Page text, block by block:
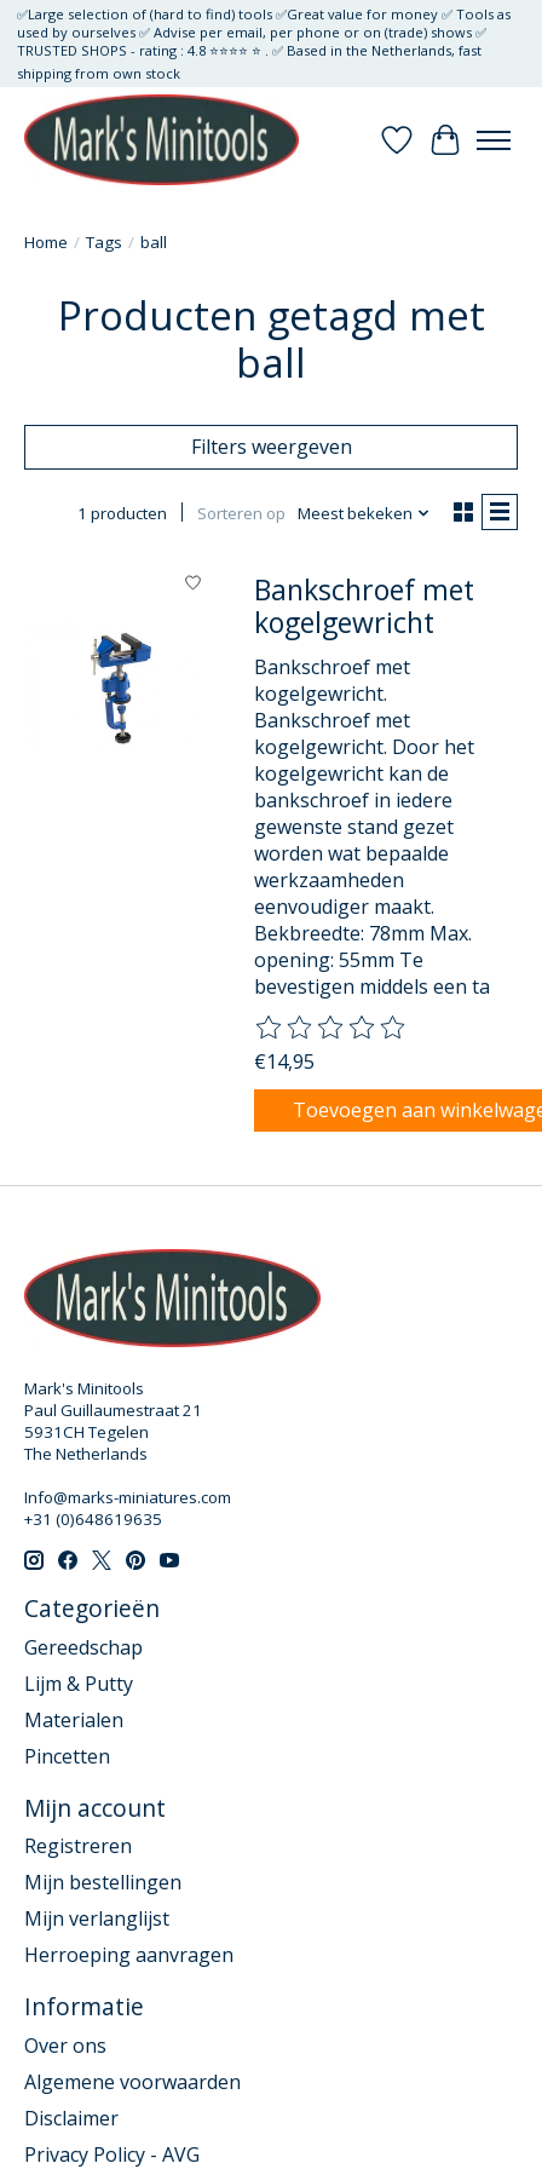
✅Large selection of (hard to find) tools ✅Great value for money ✅ Tools as
used by ourselves ✅ Advise per email, per phone or on (trade) shows ✅
TRUSTED SHOPS - rating : 4.8 ⭐⭐⭐⭐ ⭐ . ✅ Based in the Netherlands, fast
shipping from own stock
Verlanglijst
Home / Tags / ball
Producten getagd met
ball
Filters weergeven
1 producten Sorteren op Meest bekeken
Bankschroef met
kogelgewricht
Bankschroef met
kogelgewricht.
Bankschroef met
kogelgewricht. Door het
kogelgewricht kan de
bankschroef in iedere
gewenste stand gezet
worden wat bepaalde
werkzaamheden
eenvoudiger maakt.
Bekbreedte: 78mm Max.
opening: 55mm Te
bevestigen middels een ta
De beoordeling van dit
€14,95
Toevoegen aan
Mark's Minitools
Paul Guillaumestraat 21
5931CH Tegelen
The Netherlands
Info@marks-miniatures.com
+31 (0)648619635
Categorieën
Gereedschap
Lijm & Putty
Materialen
Pincetten
Mijn account
Registreren
Mijn bestellingen
Mijn verlanglijst
Herroeping aanvragen
Informatie
Over ons
Algemene voorwaarden
Disclaimer
Privacy Policy - AVG